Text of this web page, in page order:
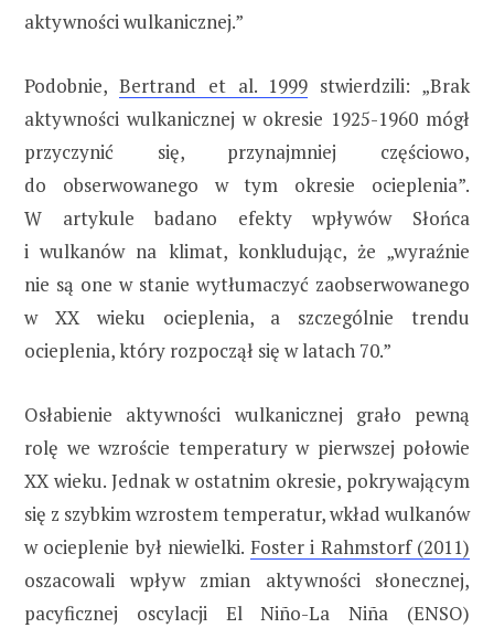
aktywności wulkanicznej.”
Podobnie, Bertrand et al. 1999 stwierdzili: „Brak
aktywności wulkanicznej w okresie 1925-1960 mógł
przyczynić się, przynajmniej częściowo,
do obserwowanego w tym okresie ocieplenia”.
W artykule badano efekty wpływów Słońca
i wulkanów na klimat, konkludując, że „wyraźnie
nie są one w stanie wytłumaczyć zaobserwowanego
w XX wieku ocieplenia, a szczególnie trendu
ocieplenia, który rozpoczął się w latach 70.”
Osłabienie aktywności wulkanicznej grało pewną
rolę we wzroście temperatury w pierwszej połowie
XX wieku. Jednak w ostatnim okresie, pokrywającym
się z szybkim wzrostem temperatur, wkład wulkanów
w ocieplenie był niewielki. Foster i Rahmstorf (2011)
oszacowali wpływ zmian aktywności słonecznej,
pacyficznej oscylacji El Niño-La Niña (ENSO)